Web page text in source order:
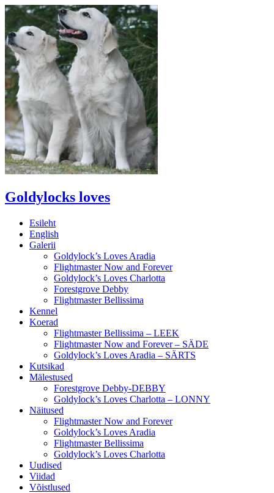
Goldylocks loves
Esileht
English
Galerii
Goldylock’s Loves Aradia
Flightmaster Now and Forever
Goldylock’s Loves Charlotta
Forestgrove Debby
Flightmaster Bellissima
Kennel
Koerad
Flightmaster Bellissima – LEEK
Flightmaster Now and Forever – SÄDE
Goldylock’s Loves Aradia – SÄRTS
Kutsikad
Mälestused
Forestgrove Debby-DEBBY
Goldylock’s Loves Charlotta – LONNY
Näitused
Flightmaster Now and Forever
Goldylock’s Loves Aradia
Flightmaster Bellissima
Goldylock’s Loves Charlotta
Uudised
Viidad
Võistlused